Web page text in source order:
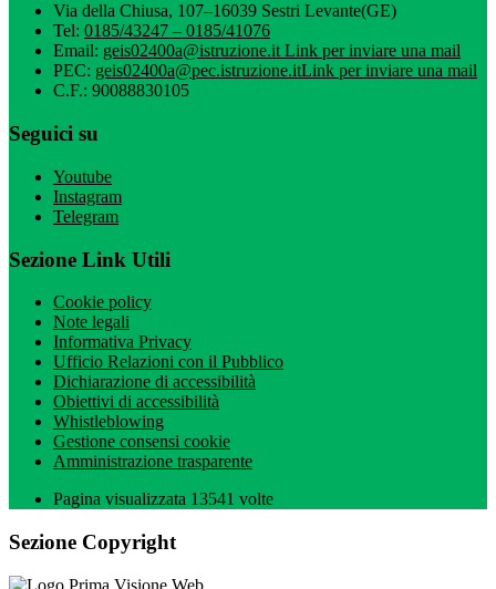
Via della Chiusa, 107–16039 Sestri Levante(GE)
Tel: 0185/43247 – 0185/41076
Email: geis02400a@istruzione.it Link per inviare una mail
PEC: geis02400a@pec.istruzione.itLink per inviare una mail
C.F.: 90088830105
Seguici su
Youtube
Instagram
Telegram
Sezione Link Utili
Cookie policy
Note legali
Informativa Privacy
Ufficio Relazioni con il Pubblico
Dichiarazione di accessibilità
Obiettivi di accessibilità
Whistleblowing
Gestione consensi cookie
Amministrazione trasparente
Pagina visualizzata 13541 volte
Sezione Copyright